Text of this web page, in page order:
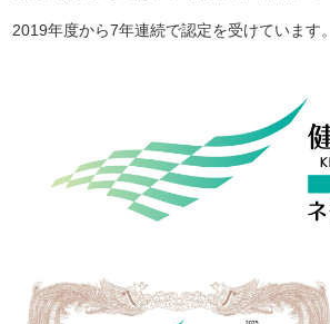
2019年度から7年連続で認定を受けています。